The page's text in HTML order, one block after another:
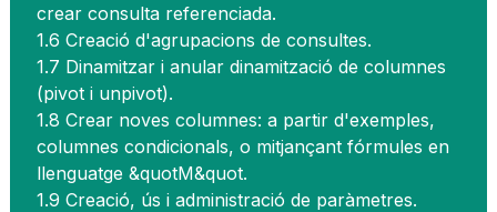
crear consulta referenciada.
1.6 Creació d'agrupacions de consultes.
1.7 Dinamitzar i anular dinamització de columnes
(pivot i unpivot).
1.8 Crear noves columnes: a partir d'exemples,
columnes condicionals, o mitjançant fórmules en
llenguatge &quotM&quot.
1.9 Creació, ús i administració de paràmetres.